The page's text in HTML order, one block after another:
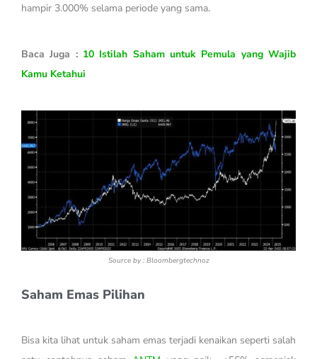
hampir 3.000% selama periode yang sama.
Baca Juga : 10 Istilah Saham untuk Pemula yang Wajib
Kamu Ketahui
Source by : Bloombergtechnoz
Saham Emas Pilihan
Bisa kita lihat untuk saham emas terjadi kenaikan seperti salah